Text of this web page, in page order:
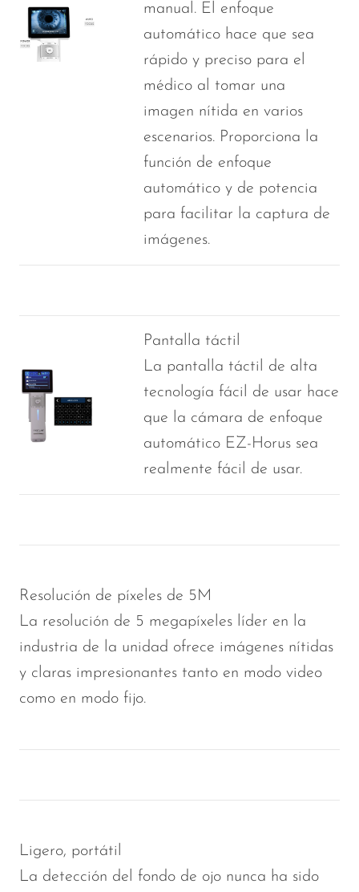
manual. El enfoque
automático hace que sea
rápido y preciso para el
médico al tomar una
imagen nítida en varios
escenarios. Proporciona la
función de enfoque
automático y de potencia
para facilitar la captura de
imágenes.
Pantalla táctil
La pantalla táctil de alta
tecnología fácil de usar hace
que la cámara de enfoque
automático EZ-Horus sea
realmente fácil de usar.
Resolución de píxeles de 5M
La resolución de 5 megapíxeles líder en la
industria de la unidad ofrece imágenes nítidas
y claras impresionantes tanto en modo video
como en modo fijo.
Ligero, portátil
La detección del fondo de ojo nunca ha sido